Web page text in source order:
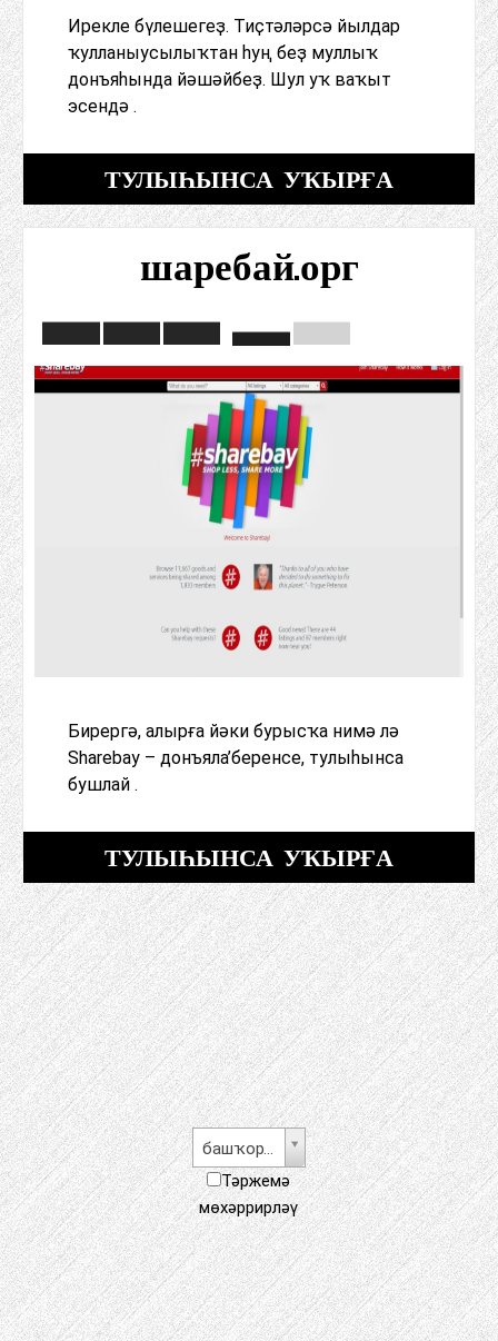
Ирекле бүлешегеҙ. Тиҫтәләрсә йылдар
ҡулланыусылыҡтан һуң беҙ муллыҡ
донъяһында йәшәйбеҙ. Шул уҡ ваҡыт
эсендә .
ТУЛЫҺЫНСА УҠЫРҒА
шаребай.орг
Бирергә, алырға йәки бурысҡа нимә лә
Sharebay – донъяла’беренсе, тулыһынса
бушлай .
ТУЛЫҺЫНСА УҠЫРҒА
башҡорт теле
Тәржемә
мөхәррирләү